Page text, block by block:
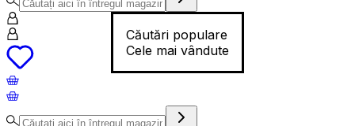
Căutări populare
Cele mai vândute